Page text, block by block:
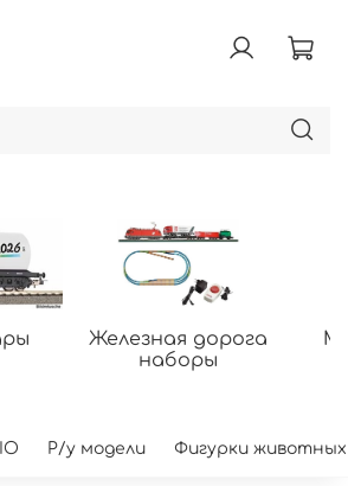
Железная дорога
наборы
Р/у модели Фигурки животных